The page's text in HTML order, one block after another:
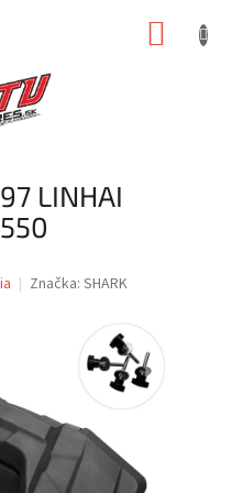
LINHAI
Značka: SHARK